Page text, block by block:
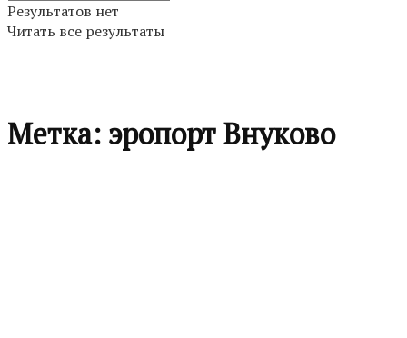
Результатов нет
Читать все результаты
Метка: эропорт Внуково